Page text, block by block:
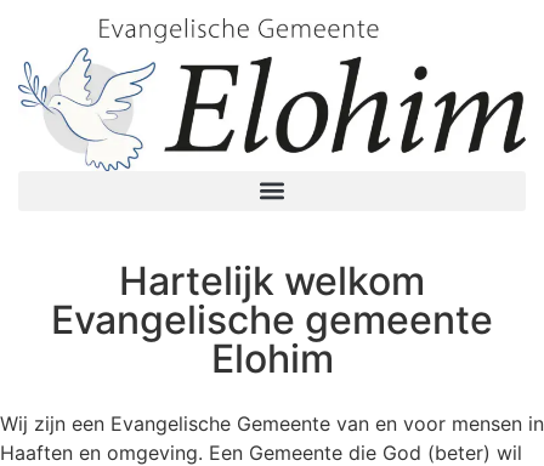
Hartelijk welkom
Evangelische gemeente
Elohim
Wij zijn een Evangelische Gemeente van en voor mensen in
Haaften en omgeving. Een Gemeente die God (beter) wil